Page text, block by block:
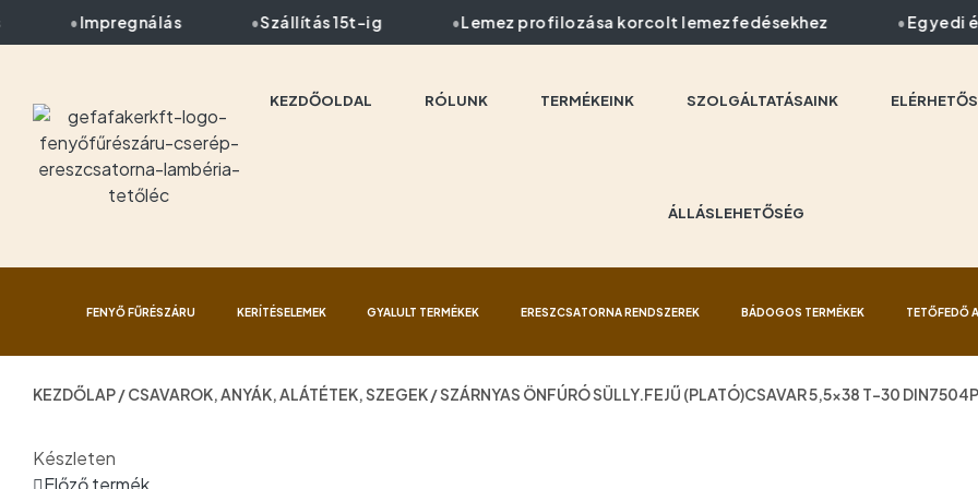
Impregnálás Szállítás 15t-ig Lemez profilozása korcolt lemezfedésekhez Egyedi
KEZDŐOLDAL RÓLUNK TERMÉKEINK SZOLGÁLTATÁSAINK
ÁLLÁSLEHETŐSÉG
FENYŐ FŰRÉSZÁRU KERÍTÉSELEMEK GYALULT TERMÉKEK ERESZCSATORNA RENDSZEREK BÁDOGOS TERMÉKEK TETŐFEDŐ
KEZDŐLAP/CSAVAROK, ANYÁK, ALÁTÉTEK, SZEGEK/ SZÁRNYAS ÖNFÚRÓ SÜLLY.FEJŰ (PLATÓ)CSAVAR 5,5×38 T-30 DIN7504P
Készleten
Előző termék